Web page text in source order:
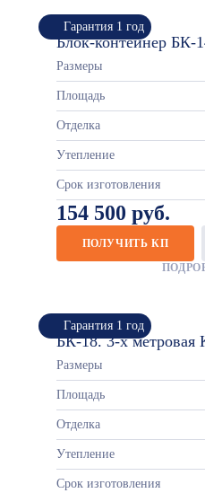
Гарантия 1 год
Блок-контейнер БК-
Размеры
Площадь
Отделка
Утепление
Срок изготовления
154 500 руб.
ПОЛУЧИТЬ КП
Гарантия 1 год
БК-18. 3-х метровая
Размеры
Площадь
Отделка
Утепление
Срок изготовления